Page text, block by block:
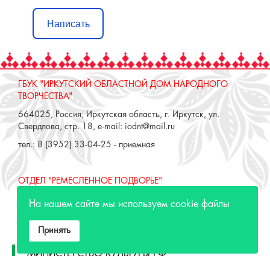
Написать
ГБУК "ИРКУТСКИЙ ОБЛАСТНОЙ ДОМ НАРОДНОГО
ТВОРЧЕСТВА"
664025, Россия, Иркутская область, г. Иркутск, ул.
Свердлова, стр. 18, e-mail: iodnt@mail.ru
тел.: 8 (3952) 33-04-25 - приемная
ОТДЕЛ "РЕМЕСЛЕННОЕ ПОДВОРЬЕ"
664025, Россия, Иркутская область, г. Иркутск, ул. 3 июля,
тел.: 8 (3952) 48-71-30
МИНИСТЕРСТВО КУЛЬТУРЫ РФ
На нашем сайте мы используем cookie файлы
Принять